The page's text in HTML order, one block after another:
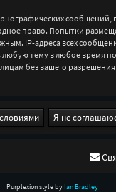
право. Попытки
IP-адреса всех
тему в любое время
без вашего
Purplexion style by Ian Bradley